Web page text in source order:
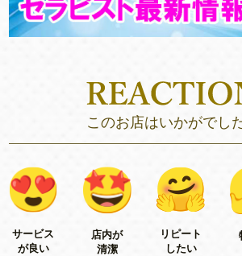
このお店はいかがでし
サービス
が良い
店内が
清潔
リピート
したい